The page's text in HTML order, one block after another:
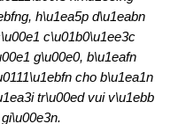
h\u1ea5p d\u1eabn
c\u01b0\u1ee3c
g\u00e0, b\u1eafn
cho b\u1ea1n
tr\u00ed vui v\u1ebb